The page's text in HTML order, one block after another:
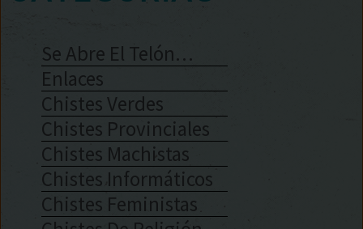
Se Abre El Telón…
Enlaces
Chistes Verdes
Chistes Provinciales
Chistes Machistas
Chistes Informáticos
Chistes Feministas